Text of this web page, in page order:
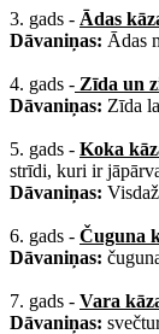
3. gads - Ādas
Dāvaniņas: Ādas
4. gads - Zīda un
Dāvaniņas: Zīda
5. gads - Koka
strīdi, kuri ir
Dāvaniņas:
6. gads - Čuguna
Dāvaniņas:
7. gads - Vara
Dāvaniņas: